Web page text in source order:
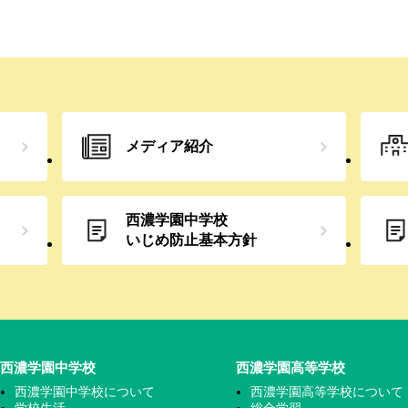
メディア紹介
西濃学園中学校
いじめ防止基本方針
西濃学園中学校
西濃学園中学校について
西濃学園高等学校
西濃学園高等学校について